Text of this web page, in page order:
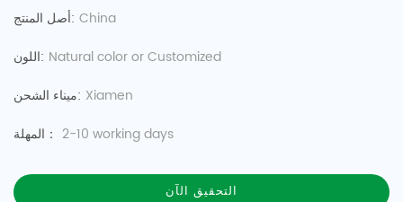
أصل المنتج: China
اللون: Natural color or Customized
ميناء الشحن: Xiamen
المهلة： 2-10 working days
التحقيق الآن